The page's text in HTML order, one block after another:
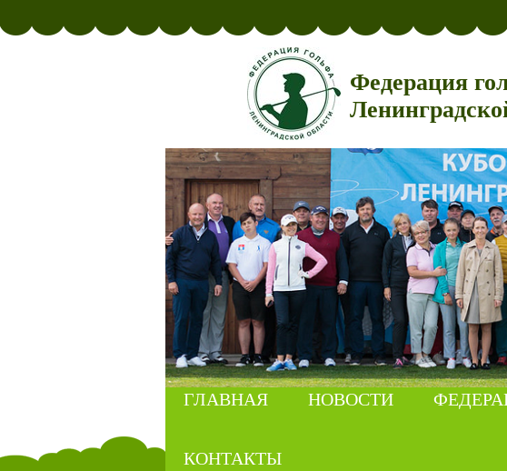
Федерация
ГЛАВНАЯ НОВОСТИ
КОНТАКТЫ